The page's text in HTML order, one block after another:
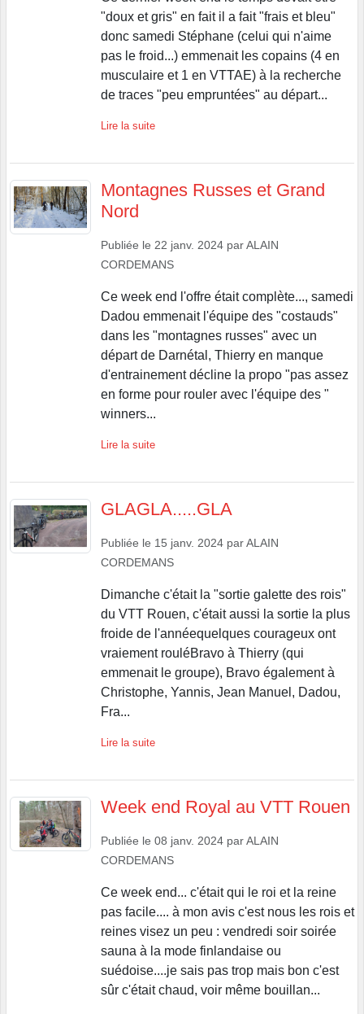
"doux et gris" en fait il a fait "frais et bleu"
donc samedi Stéphane (celui qui n'aime
pas le froid...) emmenait les copains (4 en
musculaire et 1 en VTTAE) à la recherche
de traces "peu empruntées" au départ...
Lire la suite
Montagnes Russes et Grand
Nord
Publiée le 22 janv. 2024 parALAIN
CORDEMANS
Ce week end l'offre était complète..., samedi
Dadou emmenait l'équipe des "costauds"
dans les "montagnes russes" avec un
départ de Darnétal, Thierry en manque
d'entrainement décline la propo "pas assez
en forme pour rouler avec l'équipe des "
winners...
Lire la suite
GLAGLA.....GLA
Publiée le 15 janv. 2024 parALAIN
CORDEMANS
Dimanche c'était la "sortie galette des rois"
du VTT Rouen, c'était aussi la sortie la plus
froide de l'annéequelques courageux ont
vraiement rouléBravo à Thierry (qui
emmenait le groupe), Bravo également à
Christophe, Yannis, Jean Manuel, Dadou,
Fra...
Lire la suite
Week end Royal au VTT Rouen
Publiée le 08 janv. 2024 parALAIN
CORDEMANS
Ce week end... c'était qui le roi et la reine
pas facile.... à mon avis c'est nous les rois et
reines visez un peu : vendredi soir soirée
sauna à la mode finlandaise ou
suédoise....je sais pas trop mais bon c'est
sûr c'était chaud, voir même bouillan...